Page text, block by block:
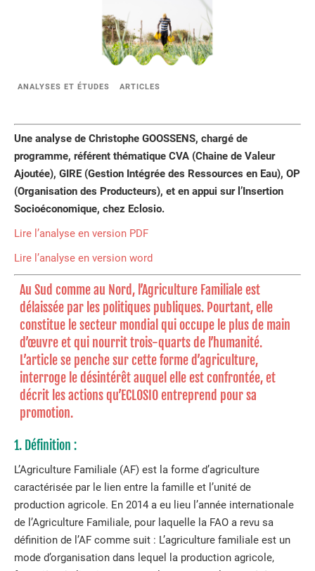
ANALYSES ET ÉTUDES ARTICLES
Une analyse de Christophe GOOSSENS, chargé de
programme, référent thématique CVA (Chaine de Valeur
Ajoutée), GIRE (Gestion Intégrée des Ressources en Eau), OP
(Organisation des Producteurs), et en appui sur l’Insertion
Socioéconomique, chez Eclosio.
Lire l’analyse en version PDF
Lire l’analyse en version word
Au Sud comme au Nord, l’Agriculture Familiale est
délaissée par les politiques publiques. Pourtant, elle
constitue le secteur mondial qui occupe le plus de main
d’œuvre et qui nourrit trois-quarts de l’humanité.
L’article se penche sur cette forme d’agriculture,
interroge le désintérêt auquel elle est confrontée, et
décrit les actions qu’ECLOSIO entreprend pour sa
promotion.
1. Définition :
L’Agriculture Familiale (AF) est la forme d’agriculture
caractérisée par le lien entre la famille et l’unité de
production agricole. En 2014 a eu lieu l’année internationale
de l’Agriculture Familiale, pour laquelle la FAO a revu sa
définition de l’AF comme suit : L’agriculture familiale est un
mode d’organisation dans lequel la production agricole,